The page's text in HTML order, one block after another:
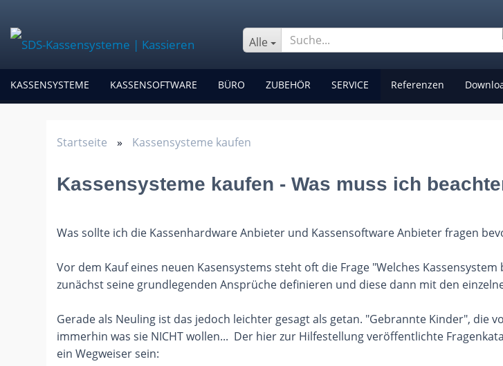
Alle
KASSENSYSTEME KASSENSOFTWARE BÜRO ZUBEHÖR SERVICE Referenzen
Startseite » Kassensysteme kaufen
Kassensysteme kaufen - Was muss ich
Was sollte ich die Kassenhardware Anbieter und Kassensoftware Anbieter fragen
Vor dem Kauf eines neuen Kasensystems steht oft die Frage "Welches
zunächst seine grundlegenden Ansprüche definieren und diese dann mit den
Gerade als Neuling ist das jedoch leichter gesagt als getan. "Gebrannte Kinder", die
immerhin was sie NICHT wollen... Der hier zur Hilfestellung veröffentlichte
ein Wegweiser sein: